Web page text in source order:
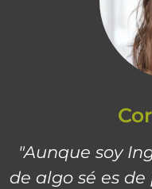
"Aunque soy
de algo sé es